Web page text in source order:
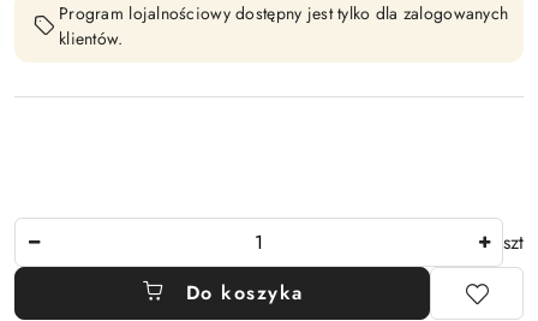
Program lojalnościowy dostępny jest tylko dla zalogowanych
klientów.
szt
Do koszyka